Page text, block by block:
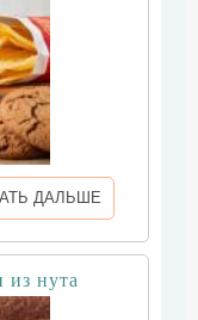
ДАЛЬШЕ
нута